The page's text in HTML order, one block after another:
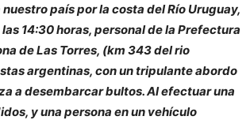
país por la costa del Río Uruguay,
14:30 horas, personal de la Prefectura
de Las Torres, (km 343 del rio
argentinas, con un tripulante abordo
a desembarcar bultos. Al efectuar una
y una persona en un vehículo